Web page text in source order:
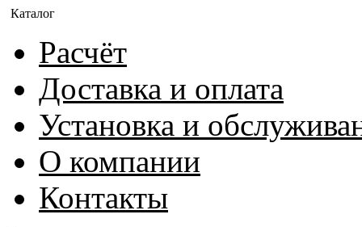
Расчёт
Доставка и оплата
Установка и
О компании
Контакты